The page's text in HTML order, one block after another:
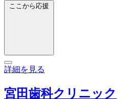
ここから応援
詳細を見る
宮田歯科クリニック